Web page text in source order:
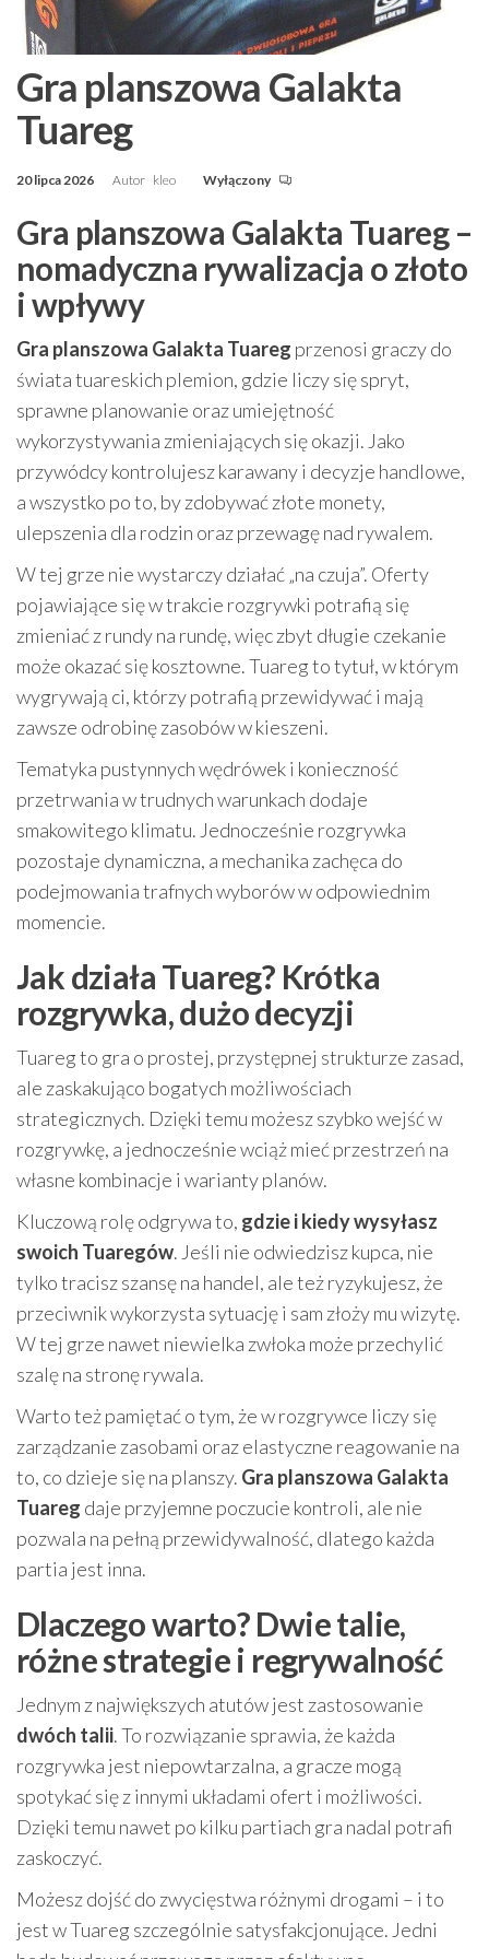
Gra planszowa Galakta
Tuareg
20 lipca 2026 Autor kleo Wyłączony
Gra planszowa Galakta Tuareg –
nomadyczna rywalizacja o złoto
i wpływy
Gra planszowa Galakta Tuareg przenosi graczy do
świata tuareskich plemion, gdzie liczy się spryt,
sprawne planowanie oraz umiejętność
wykorzystywania zmieniających się okazji. Jako
przywódcy kontrolujesz karawany i decyzje handlowe,
a wszystko po to, by zdobywać złote monety,
ulepszenia dla rodzin oraz przewagę nad rywalem.
W tej grze nie wystarczy działać „na czuja”. Oferty
pojawiające się w trakcie rozgrywki potrafią się
zmieniać z rundy na rundę, więc zbyt długie czekanie
może okazać się kosztowne. Tuareg to tytuł, w którym
wygrywają ci, którzy potrafią przewidywać i mają
zawsze odrobinę zasobów w kieszeni.
Tematyka pustynnych wędrówek i konieczność
przetrwania w trudnych warunkach dodaje
smakowitego klimatu. Jednocześnie rozgrywka
pozostaje dynamiczna, a mechanika zachęca do
podejmowania trafnych wyborów w odpowiednim
momencie.
Jak działa Tuareg? Krótka
rozgrywka, dużo decyzji
Tuareg to gra o prostej, przystępnej strukturze zasad,
ale zaskakująco bogatych możliwościach
strategicznych. Dzięki temu możesz szybko wejść w
rozgrywkę, a jednocześnie wciąż mieć przestrzeń na
własne kombinacje i warianty planów.
Kluczową rolę odgrywa to, gdzie i kiedy wysyłasz
swoich Tuaregów. Jeśli nie odwiedzisz kupca, nie
tylko tracisz szansę na handel, ale też ryzykujesz, że
przeciwnik wykorzysta sytuację i sam złoży mu wizytę.
W tej grze nawet niewielka zwłoka może przechylić
szalę na stronę rywala.
Warto też pamiętać o tym, że w rozgrywce liczy się
zarządzanie zasobami oraz elastyczne reagowanie na
to, co dzieje się na planszy. Gra planszowa Galakta
Tuareg daje przyjemne poczucie kontroli, ale nie
pozwala na pełną przewidywalność, dlatego każda
partia jest inna.
Dlaczego warto? Dwie talie,
różne strategie i regrywalność
Jednym z największych atutów jest zastosowanie
dwóch talii. To rozwiązanie sprawia, że każda
rozgrywka jest niepowtarzalna, a gracze mogą
spotykać się z innymi układami ofert i możliwości.
Dzięki temu nawet po kilku partiach gra nadal potrafi
zaskoczyć.
Możesz dojść do zwycięstwa różnymi drogami – i to
jest w Tuareg szczególnie satysfakcjonujące. Jedni